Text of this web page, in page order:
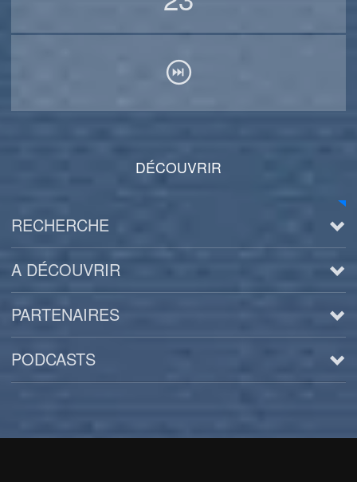
DÉCOUVRIR
RECHERCHE
A DÉCOUVRIR
PARTENAIRES
PODCASTS
BD/Livres